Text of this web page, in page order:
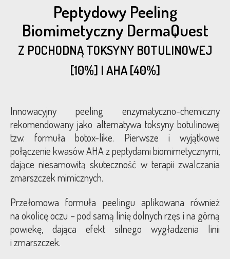
Peptydowy Peeling
Biomimetyczny DermaQuest
Z POCHODNĄ TOKSYNY BOTULINOWEJ
[10%] I AHA [40%]
Innowacyjny peeling enzymatyczno-chemiczny
rekomendowany jako alternatywa toksyny botulinowej
tzw. formuła botox-like. Pierwsze i wyjątkowe
połączenie kwasów AHA z peptydami biomimetycznymi,
dające niesamowitą skuteczność w terapii zwalczania
zmarszczek mimicznych.
Przełomowa formuła peelingu aplikowana również
na okolicę oczu – pod samą linię dolnych rzęs i na górną
powiekę, dająca efekt silnego wygładzenia linii
i zmarszczek.